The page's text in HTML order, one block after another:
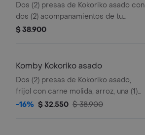
Dos (2) presas de Kokoriko asado con
dos (2) acompanamientos de tu
eleccion, una (1) Coca Cola 400 ml y 1
$ 38.900
Komby Kokoriko asado
Dos (2) presas de Kokoriko asado,
frijol con carne molida, arroz, una (1)
arepa, una (1) Coca Cola 400 ml y 1
-16% $ 32.550 $ 38.900